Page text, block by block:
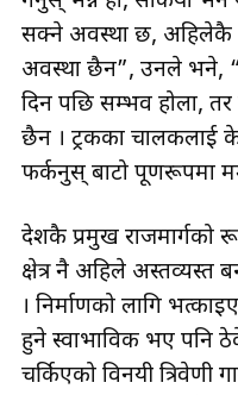
सक्ने अवस्था छ, अहिलेकै
अवस्था छैन”, उनले भने,
दिन पछि सम्भव होला,
छैन । ट्रकका चालकलाई
फर्कनुस् बाटो पूणरूपमा
देशकै प्रमुख राजमार्गको
क्षेत्र नै अहिले अस्तव्यस्त
। निर्माणको लागि
हुने स्वाभाविक भए पनि
चर्किएको विनयी त्रिवेणी